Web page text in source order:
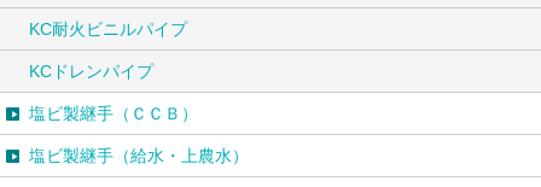
KC耐火ビニルパイプ
KCドレンパイプ
塩ビ製継手（ＣＣＢ）
塩ビ製継手（給水・上農水）